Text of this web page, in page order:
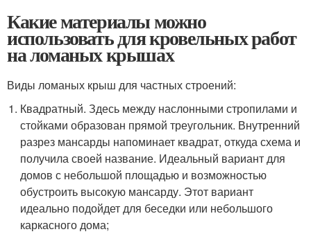
Какие материалы можно
использовать для кровельных работ
на ломаных крышах
Виды ломаных крыш для частных строений:
Квадратный. Здесь между наслонными стропилами и
стойками образован прямой треугольник. Внутренний
разрез мансарды напоминает квадрат, откуда схема и
получила своей название. Идеальный вариант для
домов с небольшой площадью и возможностью
обустроить высокую мансарду. Этот вариант
идеально подойдет для беседки или небольшого
каркасного дома;